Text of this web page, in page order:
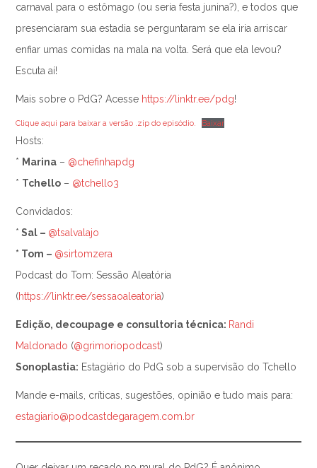
carnaval para o estômago (ou seria festa junina?), e todos que
presenciaram sua estadia se perguntaram se ela iria arriscar
enfiar umas comidas na mala na volta. Será que ela levou?
Escuta aí!
Mais sobre o PdG? Acesse https://linktr.ee/pdg!
Clique aqui para baixar a versão .zip do episódio. Baixar
Hosts:
* Marina– @chefinhapdg
* Tchello– @tchello3
Convidados:
* Sal – @tsalvalajo
* Tom – @sirtomzera
Podcast do Tom: Sessão Aleatória
(https://linktr.ee/sessaoaleatoria)
Edição, decoupage e consultoria técnica: Randi
Maldonado (@grimoriopodcast)
Sonoplastia: Estagiário do PdG sob a supervisão do Tchello
Mande e-mails, críticas, sugestões, opinião e tudo mais para:
estagiario@podcastdegaragem.com.br